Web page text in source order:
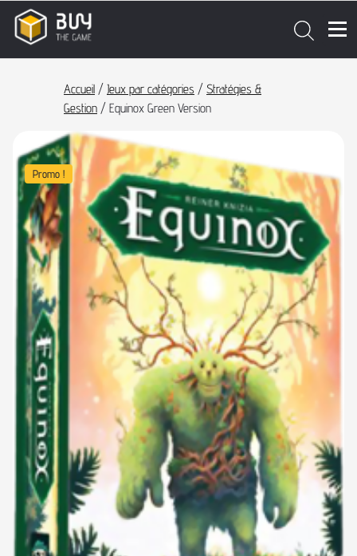
Accueil / Jeux par catégories / Stratégies &
Gestion / Equinox Green Version
Promo !